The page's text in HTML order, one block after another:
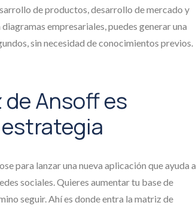
de productos, desarrollo de mercado y
empresariales, puedes generar una
sin necesidad de conocimientos previos.
Ansoff es
para lanzar una nueva aplicación que ayuda a
sociales. Quieres aumentar tu base de
seguir. Ahí es donde entra la matriz de